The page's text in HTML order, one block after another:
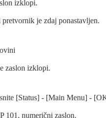
izklopi.
je zdaj ponastavljen.
zaslon izklopi.
[Status] - [Main Menu] -
101, numerični zaslon.